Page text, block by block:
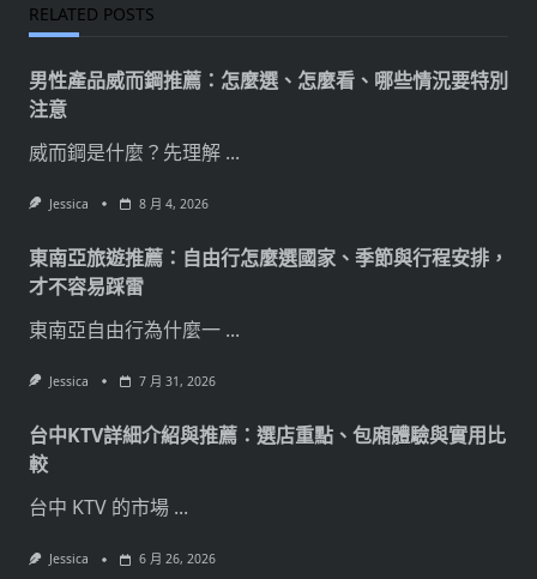
RELATED POSTS
男性產品威而鋼推薦：怎麼選、怎麼看、哪些情況要特別
注意
威而鋼是什麼？先理解 ...
Jessica 8 月 4, 2026
東南亞旅遊推薦：自由行怎麼選國家、季節與行程安排，
才不容易踩雷
東南亞自由行為什麼一 ...
Jessica 7 月 31, 2026
台中KTV詳細介紹與推薦：選店重點、包廂體驗與實用比
較
台中 KTV 的市場 ...
Jessica 6 月 26, 2026